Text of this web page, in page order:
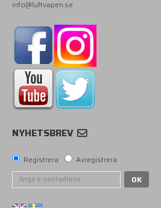
info@luftvapen.se
NYHETSBREV
Registrera
Avregistrera
OK